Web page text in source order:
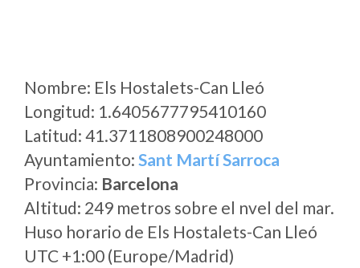
Nombre: Els Hostalets-Can Lleó
Longitud: 1.6405677795410160
Latitud: 41.3711808900248000
Ayuntamiento: Sant Martí Sarroca
Provincia: Barcelona
Altitud: 249 metros sobre el nvel del mar.
Huso horario de Els Hostalets-Can Lleó
UTC +1:00 (Europe/Madrid)